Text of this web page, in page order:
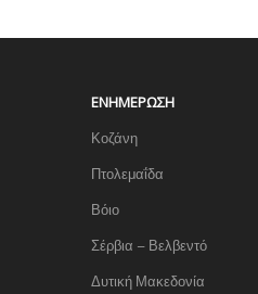
ΕΝΗΜΈΡΩΣΗ
Κοζάνη
Πτολεμαΐδα
Βόιο
Σέρβια – Βελβεντό
Δυτική Μακεδονία